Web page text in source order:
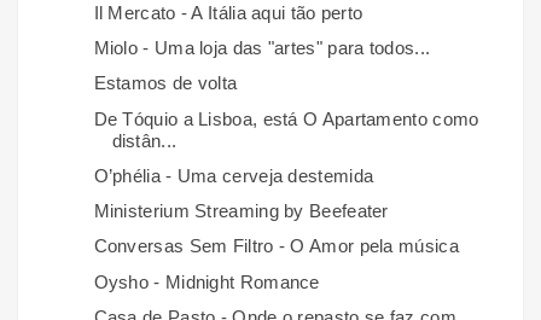
Il Mercato - A Itália aqui tão perto
Miolo - Uma loja das "artes" para todos...
Estamos de volta
De Tóquio a Lisboa, está O Apartamento como
distân...
O’phélia - Uma cerveja destemida
Ministerium Streaming by Beefeater
Conversas Sem Filtro - O Amor pela música
Oysho - Midnight Romance